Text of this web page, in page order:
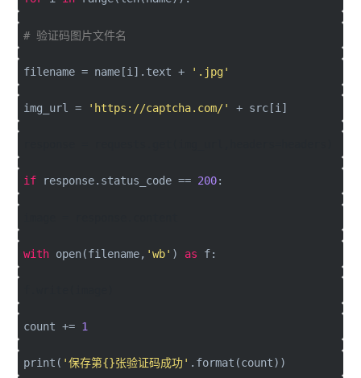
# 验证码图片文件名
filename = name[i].text + '.jpg'
img_url = 'https://captcha.com/' + src[i]
ifresponse.status_code == 200:
withopen(filename, 'wb' ) as f:
count += 1
print( '保存第{}张验证码成功' .format(count))